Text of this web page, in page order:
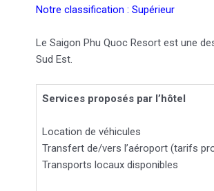
Notre classification : Supérieur
Le Saigon Phu Quoc Resort est une
Sud Est.
Services proposés par l’hôtel
Location de véhicules
Transfert de/vers l’aéroport (tarifs
Transports locaux disponibles